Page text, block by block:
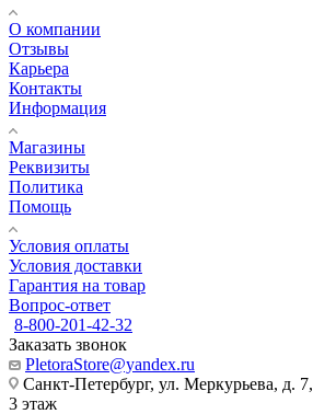
О компании
Отзывы
Карьера
Контакты
Информация
Магазины
Реквизиты
Политика
Помощь
Условия оплаты
Условия доставки
Гарантия на товар
Вопрос-ответ
8-800-201-42-32
Заказать звонок
PletoraStore@yandex.ru
Санкт-Петербург, ул. Меркурьева, д. 7,
3 этаж